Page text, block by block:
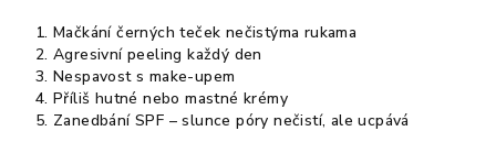
Mačkání černých teček nečistýma rukama
Agresivní peeling každý den
Nespavost s make-upem
Příliš hutné nebo mastné krémy
Zanedbání SPF – slunce póry nečistí, ale ucpává